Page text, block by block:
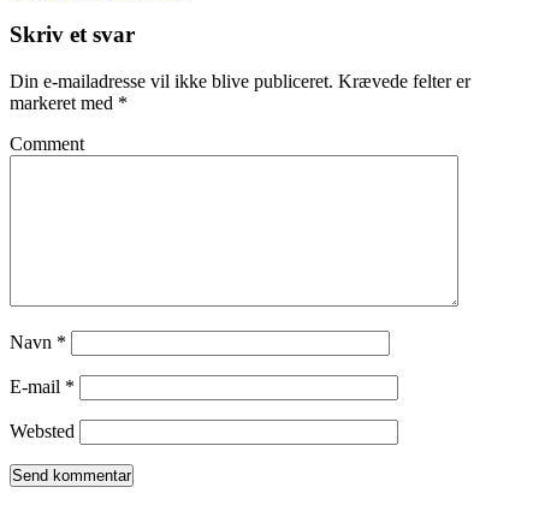
Skriv et svar
Din e-mailadresse vil ikke blive publiceret. Krævede felter er
markeret med *
Comment
Navn *
E-mail *
Websted